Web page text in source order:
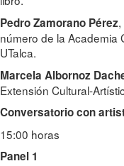
Pedro Zamorano Pérez
número de la Academia
UTalca.
Marcela Albornoz
Extensión Cultural-
Conversatorio con
15:00 horas
Panel 1